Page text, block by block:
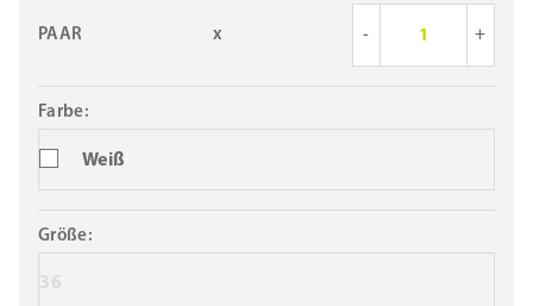
PAAR x - +
Weiß
Farbe:
Größe: